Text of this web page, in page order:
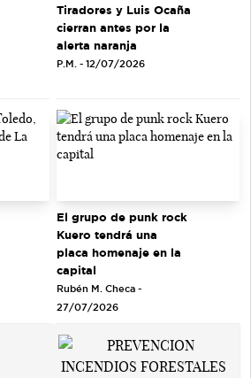
Tiradores y Luis Ocaña
cierran antes por la
alerta naranja
P.M. - 12/07/2026
El grupo de punk rock
Kuero tendrá una
placa homenaje en la
capital
Rubén M. Checa -
27/07/2026